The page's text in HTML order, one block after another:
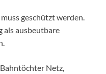
geschützt werden.
als ausbeutbare
Netz,